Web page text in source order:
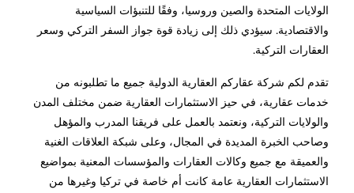
الولايات المتحدة والصين وروسيا، وفقًا للتنبؤات السياسية
والاقتصادية. سيؤدي ذلك إلى زيادة قوة جواز السفر التركي وسعر
العقارات التركية.
تقدم لكم شركة عقاركم العقارية الدولية جميع ما تطلبونه من
خدمات عقارية، في حيز الاستثمارات العقارية ضمن مختلف المدن
والولايات التركية، ونعتمد بالعمل على فريقنا المدرب والمؤهل
وصاحب الخبرة المديدة في المجال، وعلى شبكة العلاقات الغنية
والعميقة مع جميع وكالات العقارات والمؤسسات المعنية بمواضيع
الاستثمارات العقارية عامة كانت أم خاصة في تركيا وغيرها من